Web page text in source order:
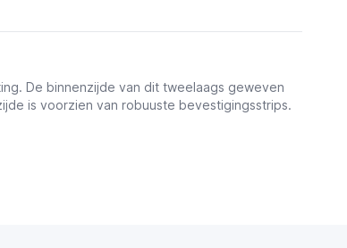
De binnenzijde van dit tweelaags geweven
is voorzien van robuuste bevestigingsstrips.